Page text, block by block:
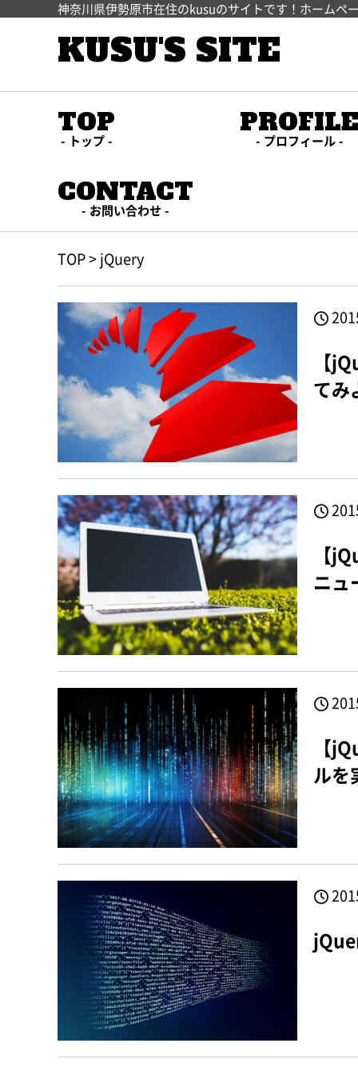
神奈川県伊勢原市在住のkusuのサイトです！ホームペ
KUSU'S SITE
TOP
トップ
PROFILE
プロフィール
CONTACT
お問い合わせ
TOP>jQuery
【
てみ
【
ニュ
【
ルを